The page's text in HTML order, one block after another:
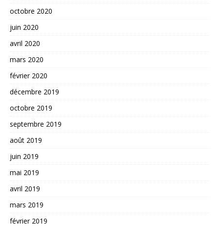
octobre 2020
juin 2020
avril 2020
mars 2020
février 2020
décembre 2019
octobre 2019
septembre 2019
août 2019
juin 2019
mai 2019
avril 2019
mars 2019
février 2019